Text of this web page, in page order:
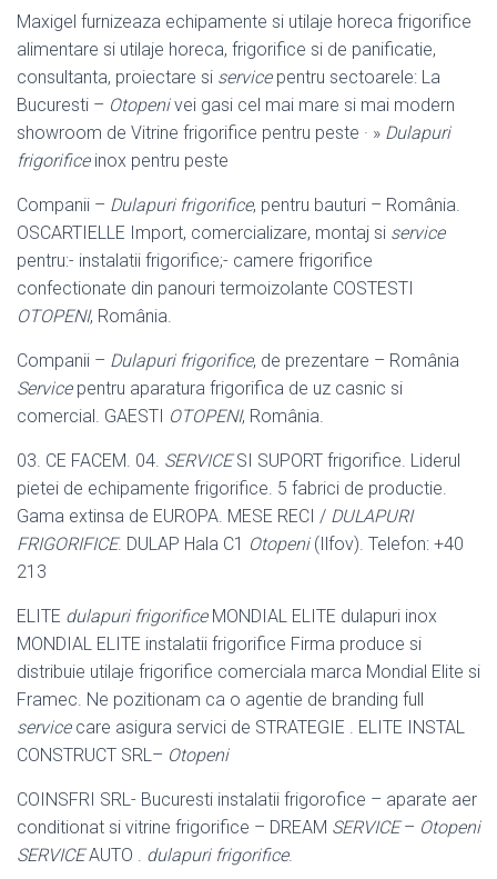
Maxigel furnizeaza echipamente si utilaje horeca frigorifice
alimentare si utilaje horeca, frigorifice si de panificatie,
consultanta, proiectare si servicepentru sectoarele: La
Bucuresti – Otopenivei gasi cel mai mare si mai modern
showroom de Vitrine frigorifice pentru peste · » Dulapuri
frigorificeinox pentru peste
Companii – Dulapuri frigorifice, pentru bauturi – România.
OSCARTIELLE Import, comercializare, montaj si service
pentru:- instalatii frigorifice;- camere frigorifice
confectionate din panouri termoizolante COSTESTI
OTOPENI, România.
Companii – Dulapuri frigorifice, de prezentare – România
Servicepentru aparatura frigorifica de uz casnic si
comercial. GAESTI OTOPENI, România.
03. CE FACEM. 04. SERVICESI SUPORT frigorifice. Liderul
pietei de echipamente frigorifice. 5 fabrici de productie.
Gama extinsa de EUROPA. MESE RECI / DULAPURI
FRIGORIFICE. DULAP Hala C1 Otopeni(Ilfov). Telefon: +40
213
ELITE dulapuri frigorificeMONDIAL ELITE dulapuri inox
MONDIAL ELITE instalatii frigorifice Firma produce si
distribuie utilaje frigorifice comerciala marca Mondial Elite si
Framec. Ne pozitionam ca o agentie de branding full
servicecare asigura servici de STRATEGIE . ELITE INSTAL
CONSTRUCT SRL– Otopeni
COINSFRI SRL- Bucuresti instalatii frigorofice – aparate aer
conditionat si vitrine frigorifice – DREAM SERVICE– Otopeni
SERVICEAUTO . dulapuri frigorifice.